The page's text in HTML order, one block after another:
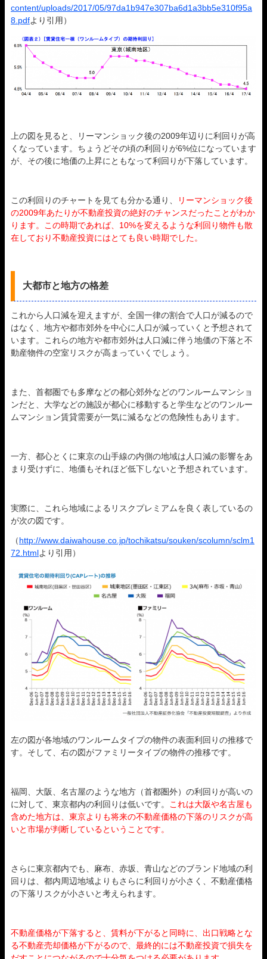
content/uploads/2017/05/97da1b947e307ba6d1a3bb5e310f95a
8.pdfより引用）
上の図を見ると、リーマンショック後の2009年辺りに利回りが高
くなっています。ちょうどその頃の利回りが6%位になっています
が、その後に地価の上昇にともなって利回りが下落しています。
この利回りのチャートを見ても分かる通り、
リーマンショック後
の2009年あたりが不動産投資の絶好のチャンスだったことがわか
ります。この時期であれば、10%を変えるような利回り物件も散
在しており不動産投資にはとても良い時期でした。
大都市と地方の格差
これから人口減を迎えますが、全国一律の割合で人口が減るので
はなく、地方や都市郊外を中心に人口が減っていくと予想されて
います。これらの地方や都市郊外は人口減に伴う地価の下落と不
動産物件の空室リスクが高まっていくでしょう。
また、首都圏でも多摩などの都心郊外などのワンルームマンショ
ンだと、大学などの施設が都心に移動すると学生などのワンルー
ムマンション賃貸需要が一気に減るなどの危険性もあります。
一方、都心とくに東京の山手線の内側の地域は人口減の影響をあ
まり受けずに、地価もそれほど低下しないと予想されています。
実際に、これら地域によるリスクプレミアムを良く表しているの
が次の図です。
（http://www.daiwahouse.co.jp/tochikatsu/souken/scolumn/sclm1
72.htmlより引用）
左の図が各地域のワンルームタイプの物件の表面利回りの推移で
す。そして、右の図がファミリータイプの物件の推移です。
福岡、大阪、名古屋のような地方（首都圏外）の利回りが高いの
に対して、東京都内の利回りは低いです。
これは大阪や名古屋も
含めた地方は、東京よりも将来の不動産価格の下落のリスクが高
いと市場が判断しているということです。
さらに東京都内でも、麻布、赤坂、青山などのブランド地域の利
回りは、都内周辺地域よりもさらに利回りが小さく、不動産価格
の下落リスクが小さいと考えられます。
不動産価格が下落すると、賃料が下がると同時に、出口戦略とな
る不動産売却価格が下がるので、最終的には不動産投資で損失を